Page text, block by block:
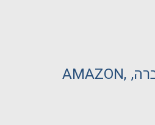
שרותי רכש ובילינג, תשלום בכרטיסי אשראי, רישום לקורסים, רישום לכנסים, ספרים, מתנות, אירועי חברה, AMAZON,